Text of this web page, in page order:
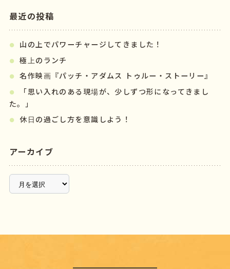
最近の投稿
山の上でパワーチャージしてきました！
極上のランチ
名作映画『パッチ・アダムス トゥルー・ストーリー』
「思い入れのある現場が、少しずつ形になってきまし
た。」
休日の過ごし方を意識しよう！
アーカイブ
ー